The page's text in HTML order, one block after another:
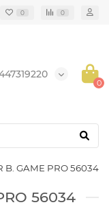
0 0
0
B. GAME PRO 56034
56034